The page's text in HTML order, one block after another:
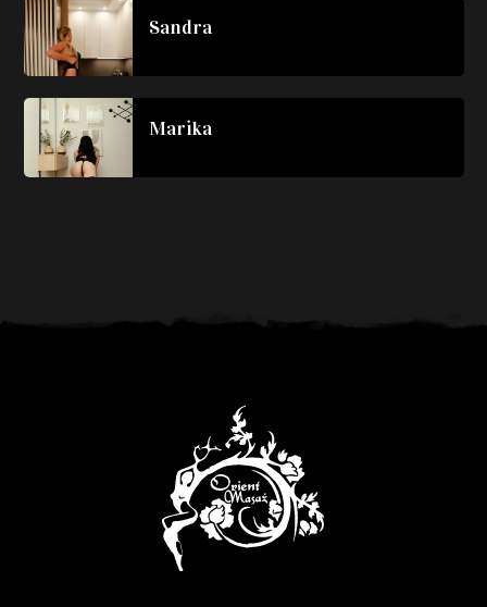
Sandra
Marika